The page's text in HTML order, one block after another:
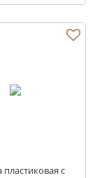
пластиковая с